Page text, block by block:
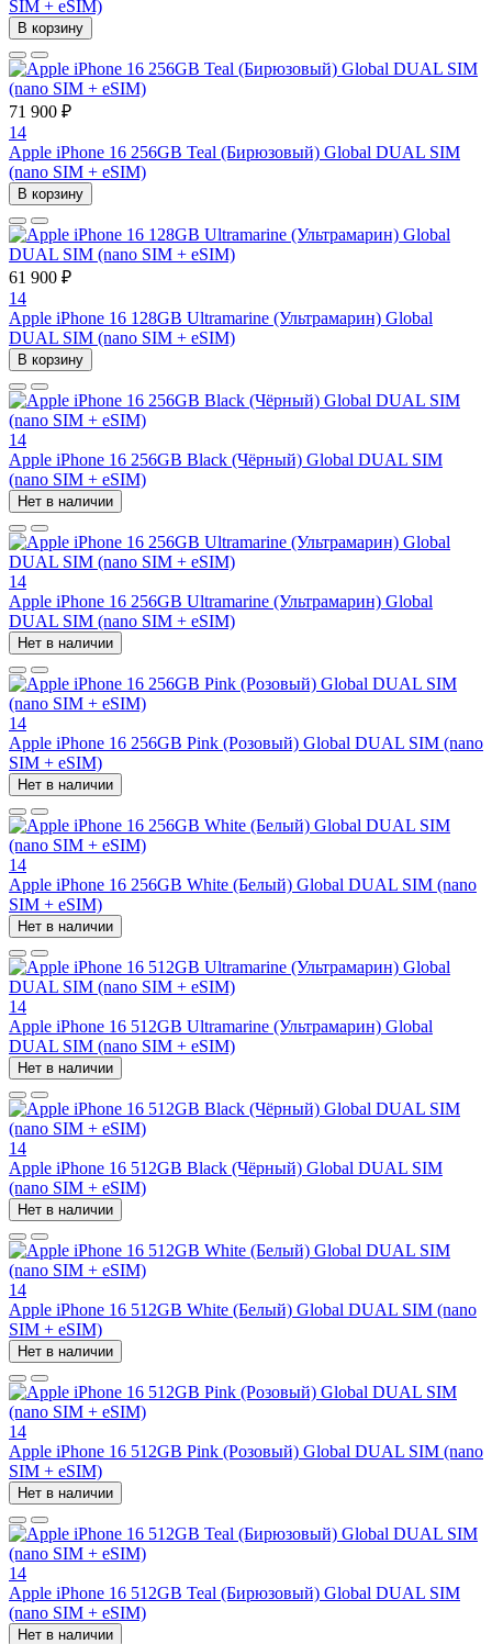
SIM + eSIM)
В корзину
71 900 ₽
14
Apple iPhone 16 256GB Teal (Бирюзовый) Global DUAL SIM
(nano SIM + eSIM)
В корзину
61 900 ₽
14
Apple iPhone 16 128GB Ultramarine (Ультрамарин) Global
DUAL SIM (nano SIM + eSIM)
В корзину
14
Apple iPhone 16 256GB Black (Чёрный) Global DUAL SIM
(nano SIM + eSIM)
Нет в наличии
14
Apple iPhone 16 256GB Ultramarine (Ультрамарин) Global
DUAL SIM (nano SIM + eSIM)
Нет в наличии
14
Apple iPhone 16 256GB Pink (Розовый) Global DUAL SIM (nano
SIM + eSIM)
Нет в наличии
14
Apple iPhone 16 256GB White (Белый) Global DUAL SIM (nano
SIM + eSIM)
Нет в наличии
14
Apple iPhone 16 512GB Ultramarine (Ультрамарин) Global
DUAL SIM (nano SIM + eSIM)
Нет в наличии
14
Apple iPhone 16 512GB Black (Чёрный) Global DUAL SIM
(nano SIM + eSIM)
Нет в наличии
14
Apple iPhone 16 512GB White (Белый) Global DUAL SIM (nano
SIM + eSIM)
Нет в наличии
14
Apple iPhone 16 512GB Pink (Розовый) Global DUAL SIM (nano
SIM + eSIM)
Нет в наличии
14
Apple iPhone 16 512GB Teal (Бирюзовый) Global DUAL SIM
(nano SIM + eSIM)
Нет в наличии